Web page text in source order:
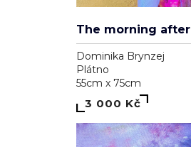
The morning after
Dominika Brynzej
Plátno
55cm x 75cm
3 000 Kč